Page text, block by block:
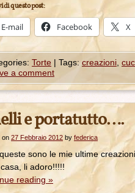
questo post:
E-mail Facebook X
Torte | Tags: creazioni
a comment
e portatutto….
on 27 Febbraio 2012 by federica
sono le mie ultime
in casa, li
reading »